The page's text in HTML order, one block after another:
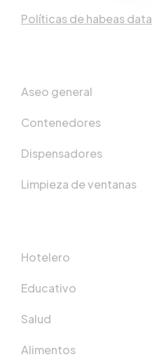
Políticas de habeas data
Aseo general
Contenedores
Dispensadores
Limpieza de ventanas
Hotelero
Educativo
Salud
Alimentos